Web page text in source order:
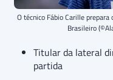
O técnico Fábio Carille
Brasileiro
Titular da lateral
partida